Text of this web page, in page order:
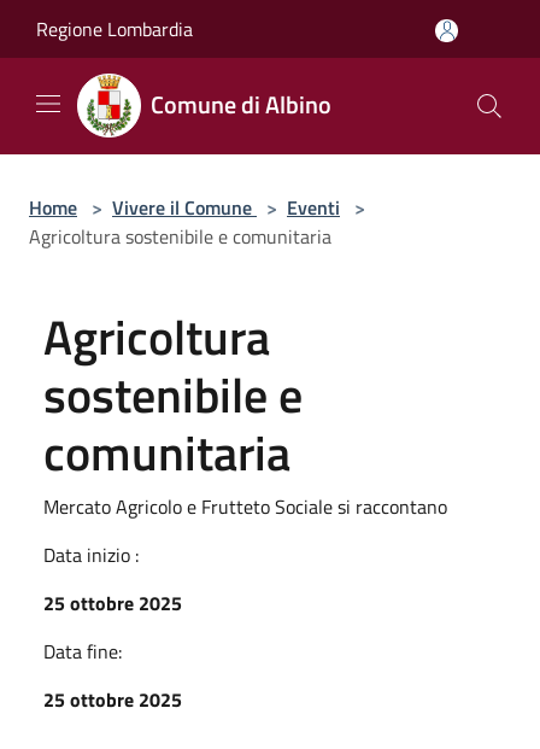
Regione Lombardia
Comune di Albino
Home > Vivere il Comune > Eventi >
Agricoltura sostenibile e comunitaria
Agricoltura
sostenibile e
comunitaria
Mercato Agricolo e Frutteto Sociale si raccontano
Data inizio :
25 ottobre 2025
Data fine:
25 ottobre 2025